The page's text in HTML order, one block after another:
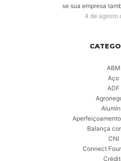
se sua empresa
4 de agosto
ABM
Aço
ADF
Balança
CNI
Connect